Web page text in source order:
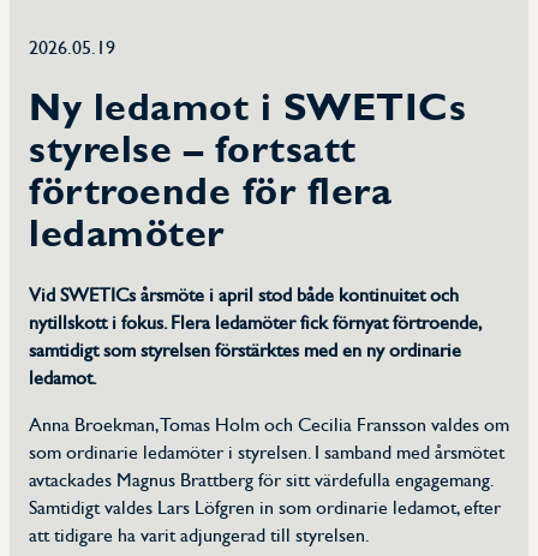
Kalendarium
Dokument
Erfarenhetsdokument
Frågor och svar
Om Swetic
Om TIC-branschen
Styrelse
2026.05.19
Ny ledamot i SWETICs
styrelse – fortsatt
förtroende för flera
ledamöter
Vid SWETICs årsmöte i april stod både kontinuitet och
nytillskott i fokus. Flera ledamöter fick förnyat förtroende,
samtidigt som styrelsen förstärktes med en ny ordinarie
ledamot.
Anna Broekman, Tomas Holm och Cecilia Fransson valdes om
som ordinarie ledamöter i styrelsen. I samband med årsmötet
avtackades Magnus Brattberg för sitt värdefulla engagemang.
Samtidigt valdes Lars Löfgren in som ordinarie ledamot, efter
att tidigare ha varit adjungerad till styrelsen.